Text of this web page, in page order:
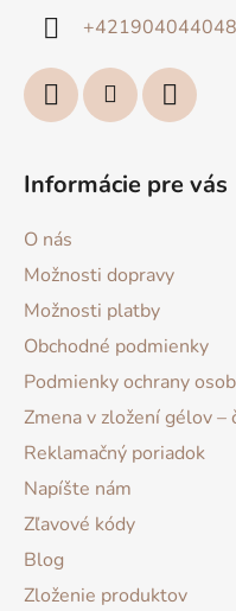
+421904044048
Informácie pre vás
O nás
Možnosti dopravy
Možnosti platby
Obchodné podmienky
Podmienky ochrany
Zmena v zložení gélov
Reklamačný poriadok
Napíšte nám
Zľavové kódy
Blog
Zloženie produktov